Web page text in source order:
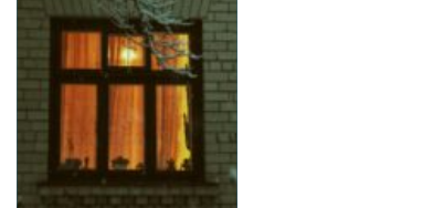
længe at klare sig selv,
men for en stor del viser
erfaringen, at...